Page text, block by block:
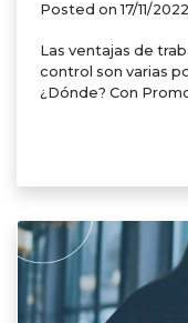
Posted on17/11/2022
Las ventajas de
control son varias
¿Dónde? Con